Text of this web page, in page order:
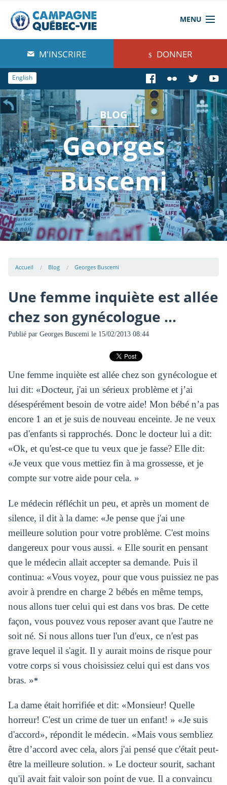
MENU
À propos de nous
Blog
Comprendre
Agir
Boutique
M'INSCRIRE DONNER
English
BLOG
Georges
Buscemi
Accueil Blog Georges Buscemi
Une femme inquiète est allée
chez son gynécologue ...
Publié par Georges Buscemile 15/02/2013 08:44
Une femme inquiète est allée chez son gynécologue et
lui dit: «Docteur, j'ai un sérieux problème et j’ai
désespérément besoin de votre aide! Mon bébé n’a pas
encore 1 an et je suis de nouveau enceinte. Je ne veux
pas d'enfants si rapprochés. Donc le docteur lui a dit:
«Ok, et qu'est-ce que tu veux que je fasse? Elle dit:
«Je veux que vous mettiez fin à ma grossesse, et je
compte sur votre aide pour cela. »
Le médecin réfléchit un peu, et après un moment de
silence, il dit à la dame: «Je pense que j'ai une
meilleure solution pour votre problème. C'est moins
dangereux pour vous aussi. « Elle sourit en pensant
que le médecin allait accepter sa demande. Puis il
continua: «Vous voyez, pour que vous puissiez ne pas
avoir à prendre en charge 2 bébés en même temps,
nous allons tuer celui qui est dans vos bras. De cette
façon, vous pouvez vous reposer avant que l'autre ne
soit né. Si nous allons tuer l'un d'eux, ce n'est pas
grave lequel il s'agit. Il y aurait moins de risque pour
votre corps si vous choisissiez celui qui est dans vos
bras. »*
La dame était horrifiée et dit: «Monsieur! Quelle
horreur! C'est un crime de tuer un enfant! » «Je suis
d'accord», répondit le médecin. «Mais vous sembliez
être d’accord avec cela, alors j'ai pensé que c'était peut-
être la meilleure solution. » Le docteur sourit, sachant
qu'il avait fait valoir son point de vue. Il a convaincu